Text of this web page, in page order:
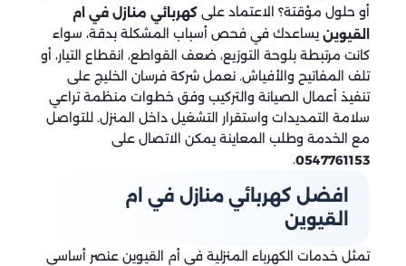
أو حلول مؤقتة؟ الاعتماد على كهربائي منازل في ام
القيوين يساعدك في فحص أسباب المشكلة بدقة، سواء
كانت مرتبطة بلوحة التوزيع، ضعف القواطع، انقطاع التيار، أو
تلف المفاتيح والأفياش. نعمل شركة فرسان الخليج على
تنفيذ أعمال الصيانة والتركيب وفق خطوات منظمة تراعي
سلامة التمديدات واستقرار التشغيل داخل المنزل. للتواصل
مع الخدمة وطلب المعاينة يمكن الاتصال على
0547761153
.
افضل كهربائي منازل في ام
القيوين
تمثل خدمات الكهرباء المنزلية في أم القيوين عنصر أساسي